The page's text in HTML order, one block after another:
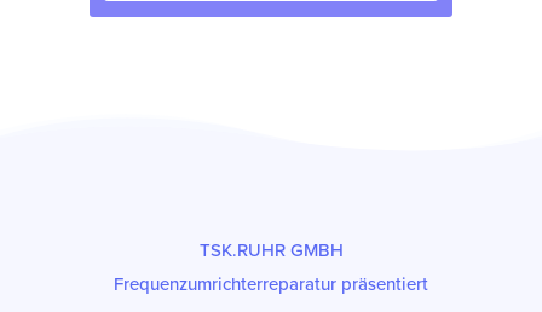
TSK.RUHR GMBH
Frequenzumrichterreparatur präsentiert